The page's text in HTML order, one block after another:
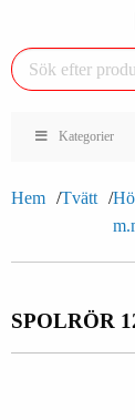
Kategorier
Hem Tvätt
SPOLRÖR